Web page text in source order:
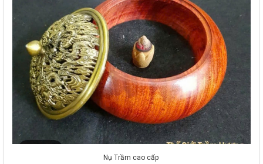
Nụ Trầm cao cấp